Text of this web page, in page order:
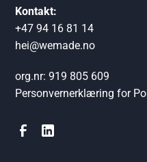
Kontakt:
+47 94 16 81 14
hei@wemade.no
org.nr: 919 805 609
Personvernerklæring for